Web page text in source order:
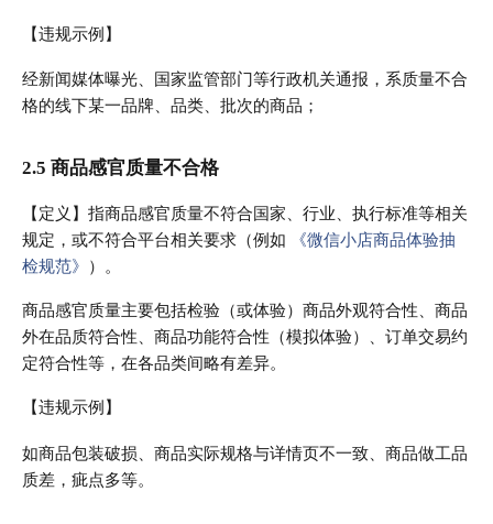
【违规示例】
经新闻媒体曝光、国家监管部门等行政机关通报，系质量不合
格的线下某一品牌、品类、批次的商品；
2.5 商品感官质量不合格
【定义】指商品感官质量不符合国家、行业、执行标准等相关
规定，或不符合平台相关要求（例如
《微信小店商品体验抽
检规范》
）。
商品感官质量主要包括检验（或体验）商品外观符合性、商品
外在品质符合性、商品功能符合性（模拟体验）、订单交易约
定符合性等，在各品类间略有差异。
【违规示例】
如商品包装破损、商品实际规格与详情页不一致、商品做工品
质差，疵点多等。